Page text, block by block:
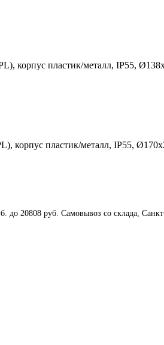
корпус пластик/металл, IP55,
корпус пластик/металл, IP55,
20808 руб. Cамовывоз со склада,